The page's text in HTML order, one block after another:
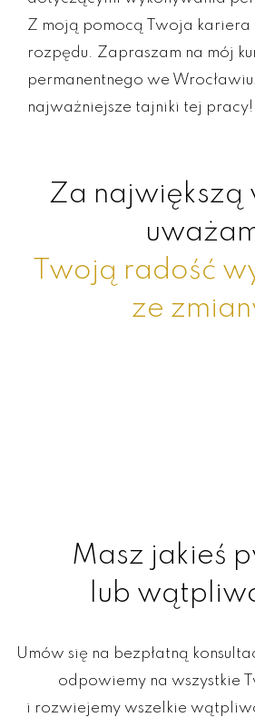
Z moją pomocą Twoja kariera
rozpędu. Zapraszam na mój
permanentnego we
najważniejsze tajniki tej pracy!
Za największą
Twoją radość
ze
Masz jakieś
lub
Umów się na bezpłatną
odpowiemy na wszystkie
i rozwiejemy wszelkie